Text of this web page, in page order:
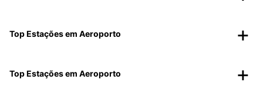
Top Estações em Aeroporto
Top Estações em Aeroporto